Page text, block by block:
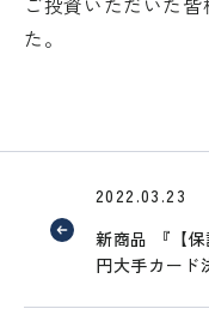
た。
2022.03.23
新商品 『【
円大手カード